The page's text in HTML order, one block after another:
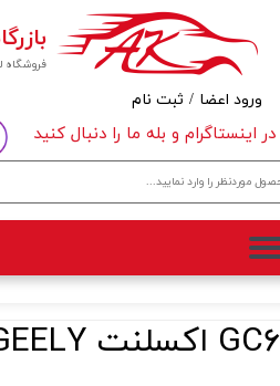
فروشگاه
در اینستاگرام و بله ما را دنبال کنید
ورود اعضا / ثبت نام
حساب کاربری من
تغییر گذر واژه
سفارشات
خروج از حساب کاربری
GC6 اکسلنت GEELY